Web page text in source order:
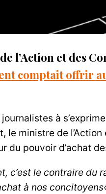
l’Action et des
comptait offrir
à
le ministre de
du pouvoir d’achat
c’est le contraire du
à nos concitoyens